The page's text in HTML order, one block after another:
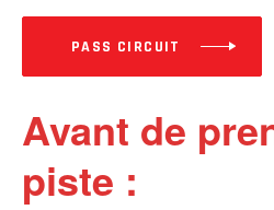
PASS CIRCUIT
Avant de
piste :